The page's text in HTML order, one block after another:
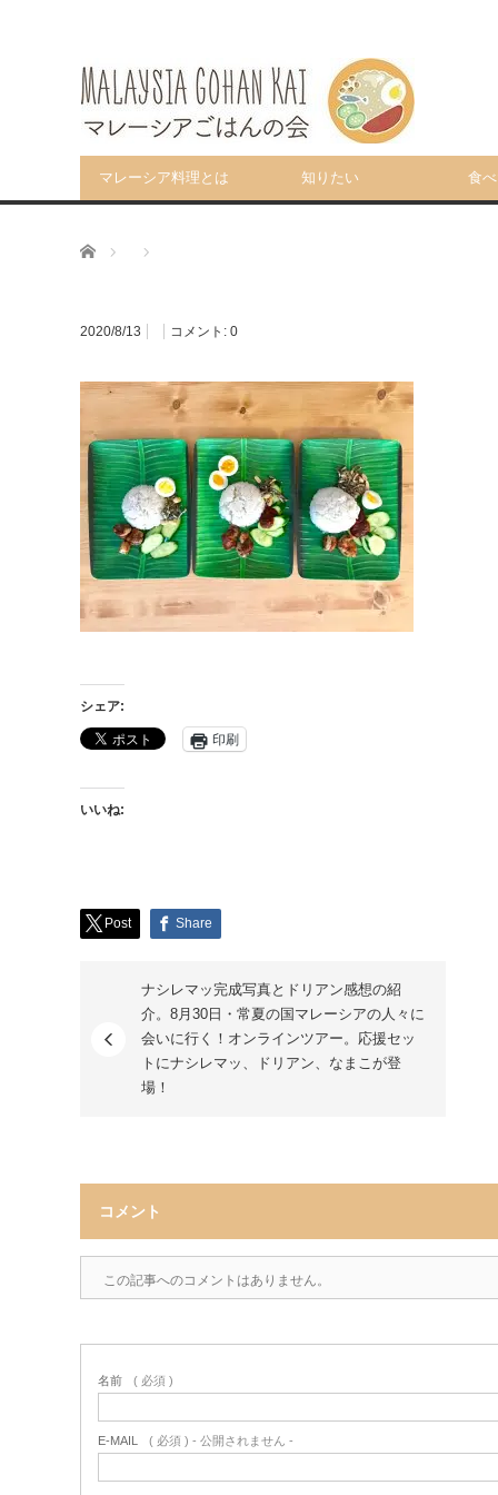
マレーシア料理とは 知りたい 食
ホーム
2020/8/13 コメント: 0
シェア:
印刷
いいね:
Post Share
ナシレマッ完成写真とドリアン感想の紹
介。8月30日・常夏の国マレーシアの人々に
会いに行く！オンラインツアー。応援セッ
トにナシレマッ、ドリアン、なまこが登
場！
コメント
この記事へのコメントはありません。
名前 ( 必須 )
E-MAIL ( 必須 ) - 公開されません -